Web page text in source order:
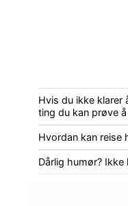
Hvis du ikke klarer
ting du kan prøve
Hvordan kan reise
Dårlig humør?